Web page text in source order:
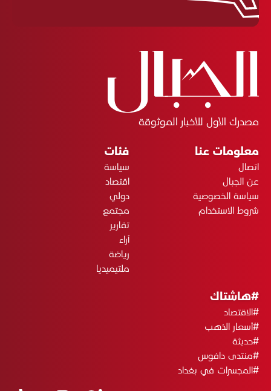
مصدرك الأول للأخبار الموثوقة
معلومات عنا
اتصال
عن الجبال
سياسة الخصوصية
شروط الاستخدام
فئات
سياسة
اقتصاد
دولي
مجتمع
تقارير
آراء
رياضة
ملتيميديا
#هاشتاك
#الاقتصاد
#أسعار الذهب
#حديثة
#منتدى دافوس
#المجسرات في بغداد